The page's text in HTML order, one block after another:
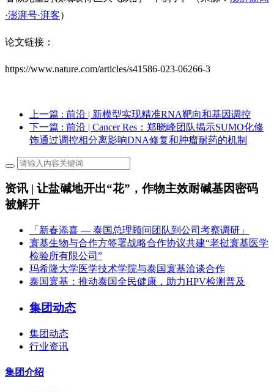
·澎湃号·湃客）
论文链接：
https://www.nature.com/articles/s41586-023-06266-3
上一篇 : 前沿 | 新模型实现精准RNA靶向和基因调控
下一篇 : 前沿 | Cancer Res：郑晓峰团队揭示SUMO化修
饰通过调控相分离影响DNA修复和肿瘤耐药的机制
资讯 | 让盐碱地开出“花”，作物主效耐碱基因密码
被解开
「新春添喜 — 泰国总理顾问团队到公司考察调研」
寰基生物与合作方签署战略合作协议共建“老挝寰基医学
检验所有限公司”
玛希隆大学医学技术学院与泰国寰基洽谈合作
泰国寰基：推动泰国全民健康，助力HPV检测普及
集团动态
集团动态
行业资讯
集团介绍